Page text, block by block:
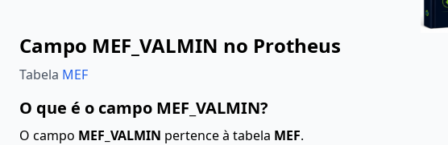
Campo MEF_VALMIN no Protheus
Tabela MEF
O que é o campo MEF_VALMIN?
O campo MEF_VALMIN pertence à tabela MEF.